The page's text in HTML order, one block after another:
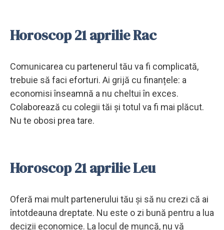
Horoscop 21 aprilie Rac
Comunicarea cu partenerul tău va fi complicată,
trebuie să faci eforturi. Ai grijă cu finanțele: a
economisi înseamnă a nu cheltui în exces.
Colaborează cu colegii tăi și totul va fi mai plăcut.
Nu te obosi prea tare.
Horoscop 21 aprilie Leu
Oferă mai mult partenerului tău și să nu crezi că ai
întotdeauna dreptate. Nu este o zi bună pentru a lua
decizii economice. La locul de muncă, nu vă